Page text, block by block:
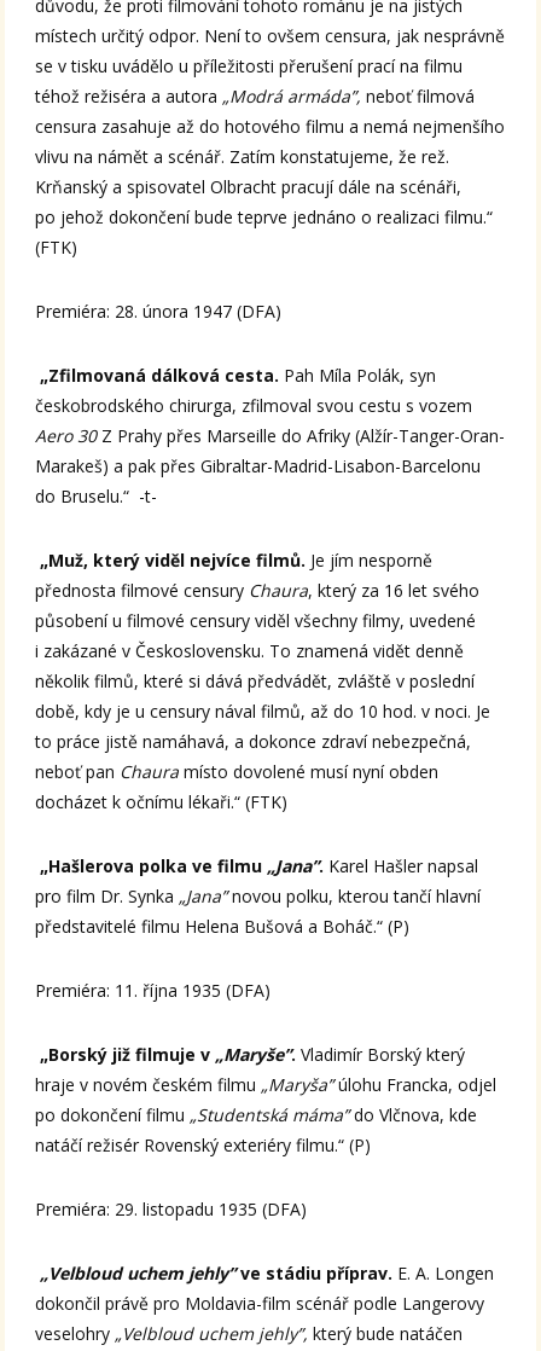
důvodu, že proti filmování tohoto románu je na jistých
místech určitý odpor. Není to ovšem censura, jak nesprávně
se v tisku uvádělo u příležitosti přerušení prací na filmu
téhož režiséra a autora „Modrá armáda”, neboť filmová
censura zasahuje až do hotového filmu a nemá nejmenšího
vlivu na námět a scénář. Zatím konstatujeme, že rež.
Krňanský a spisovatel Olbracht pracují dále na scénáři,
po jehož dokončení bude teprve jednáno o realizaci filmu.“
(FTK)
Premiéra: 28. února 1947 (DFA)
„Zfilmovaná dálková cesta. Pah Míla Polák, syn
českobrodského chirurga, zfilmoval svou cestu s vozem
Aero 30Z Prahy přes Marseille do Afriky (Alžír-Tanger-Oran-
Marakeš) a pak přes Gibraltar-Madrid-Lisabon-Barcelonu
do Bruselu.“ -t-
„Muž, který viděl nejvíce filmů. Je jím nesporně
přednosta filmové censury Chaura, který za 16 let svého
působení u filmové censury viděl všechny filmy, uvedené
i zakázané v Československu. To znamená vidět denně
několik filmů, které si dává předvádět, zvláště v poslední
době, kdy je u censury nával filmů, až do 10 hod. v noci. Je
to práce jistě namáhavá, a dokonce zdraví nebezpečná,
neboť pan Chauramísto dovolené musí nyní obden
docházet k očnímu lékaři.“ (FTK)
„Hašlerova polka ve filmu „Jana”. Karel Hašler napsal
pro film Dr. Synka „Jana”novou polku, kterou tančí hlavní
představitelé filmu Helena Bušová a Boháč.“ (P)
Premiéra: 11. října 1935 (DFA)
„Borský již filmuje v „Maryše”. Vladimír Borský který
hraje v novém českém filmu „Maryša”úlohu Francka, odjel
po dokončení filmu „Studentská máma”do Vlčnova, kde
natáčí režisér Rovenský exteriéry filmu.“ (P)
Premiéra: 29. listopadu 1935 (DFA)
„Velbloud uchem jehly”ve stádiu příprav. E. A. Longen
dokončil právě pro Moldavia-film scénář podle Langerovy
veselohry „Velbloud uchem jehly”,který bude natáčen